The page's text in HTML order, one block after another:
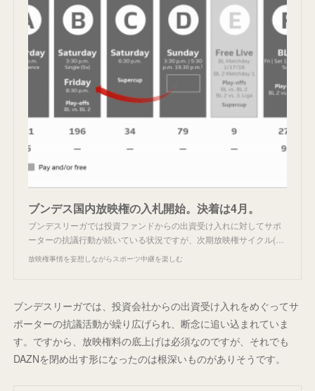
ブンデス国内放映権の入札開始。決着は4月。
ブンデスリーガでは投資ファンドからの出資受け入れに対してサポ
ーターの抗議行動が続いている状況ですが、次期放映権サイクル(…
放映権事情を妄想しながらスポーツ中継を楽しむ
ブンデスリーガでは、投資会社からの出資受け入れをめぐってサ
ポーターの抗議活動が繰り広げられ、断念に追い込まれていま
す。ですから、放映権料の底上げは必須なのですが、それでも
DAZNを閉め出す形になったのは根深いものがありそうです。